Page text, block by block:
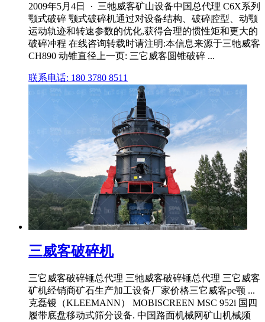
2009年5月4日 · 三牠威客矿山设备中国总代理 C6X系列
颚式破碎 颚式破碎机通过对设备结构、破碎腔型、动颚
运动轨迹和转速参数的优化,获得合理的惯性矩和更大的
破碎冲程 在线咨询转载时请注明:本信息来源于三牠威客
CH890 动锥直径上一页: 三它威客圆锥破碎 ...
联系电话: 180 3780 8511
三威客破碎机
三它威客破碎锤总代理 三牠威客破碎锤总代理 三它威客
矿机经销商矿石生产加工设备厂家价格三它威客pe颚 ...
克磊镘（KLEEMANN） MOBISCREEN MSC 952i 国四
履带底盘移动式筛分设备. 中国路面机械网矿山机械频